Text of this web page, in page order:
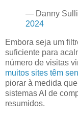
— Danny
2024
Embora seja um
suficiente para
número de visitas
muitos sites têm
piorar à medida
sistemas AI de
resumidos.